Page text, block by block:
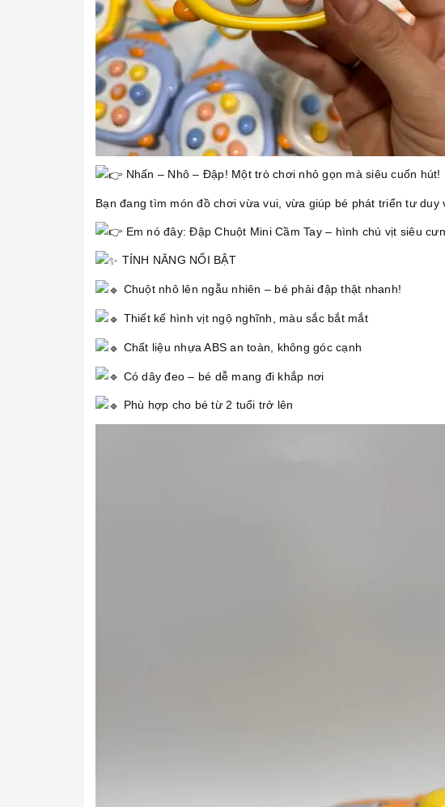
Nhấn – Nhô – Đập! Một trò chơi nhỏ gọn mà siêu cuốn hút!
Bạn đang tìm món đồ chơi vừa vui, vừa giúp bé phát triển tư duy
Em nó đây: Đập Chuột Mini Cầm Tay – hình chú vịt siêu
TÍNH NĂNG NỔI BẬT
Chuột nhô lên ngẫu nhiên – bé phải đập thật nhanh!
Thiết kế hình vịt ngộ nghĩnh, màu sắc bắt mắt
Chất liệu nhựa ABS an toàn, không góc cạnh
Có dây đeo – bé dễ mang đi khắp nơi
Phù hợp cho bé từ 2 tuổi trở lên